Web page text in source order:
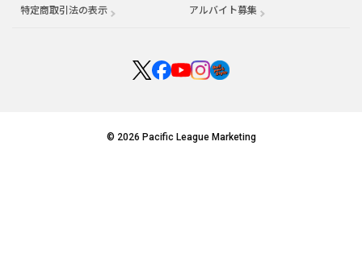
特定商取引法の表示 アルバイト募集 （別ウィンドウで開く
© 2026 Pacific League Marketing